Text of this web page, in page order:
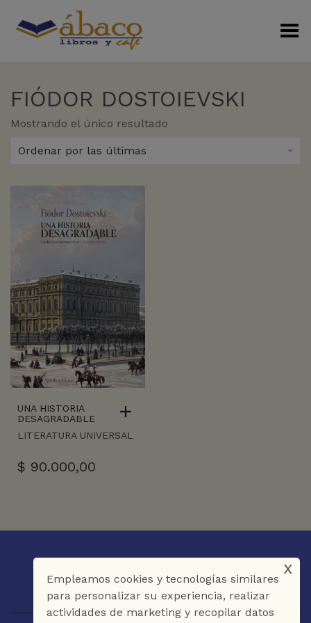
Menú Alterno
FIÓDOR DOSTOIEVSKI
Mostrando el único resultado
Ordenar por las últimas
UNA HISTORIA
DESAGRADABLE
LITERATURA UNIVERSAL
$ 90.000,00
Empleamos cookies y tecnologías similares
para personalizar su experiencia, realizar
actividades de marketing y recopilar datos
x